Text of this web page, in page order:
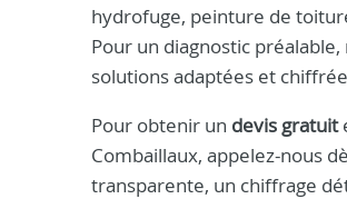
hydrofuge, peinture de
Pour un diagnostic
solutions adaptées et
Pour obtenir un devis gratuit
Combaillaux, appelez-nous
transparente, un chiffrage